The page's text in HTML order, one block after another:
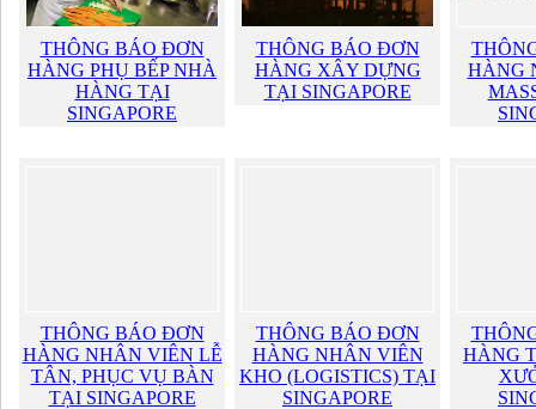
THÔNG BÁO ĐƠN
HÀNG PHỤ BẾP NHÀ
HÀNG TẠI
SINGAPORE
THÔNG BÁO ĐƠN
HÀNG XÂY DỰNG
TẠI SINGAPORE
HÀNG
THÔNG BÁO ĐƠN
HÀNG NHÂN VIÊN LỄ
TÂN, PHỤC VỤ BÀN
TẠI SINGAPORE
THÔNG BÁO ĐƠN
HÀNG NHÂN VIÊN
KHO (LOGISTICS) TẠI
SINGAPORE
HÀNG